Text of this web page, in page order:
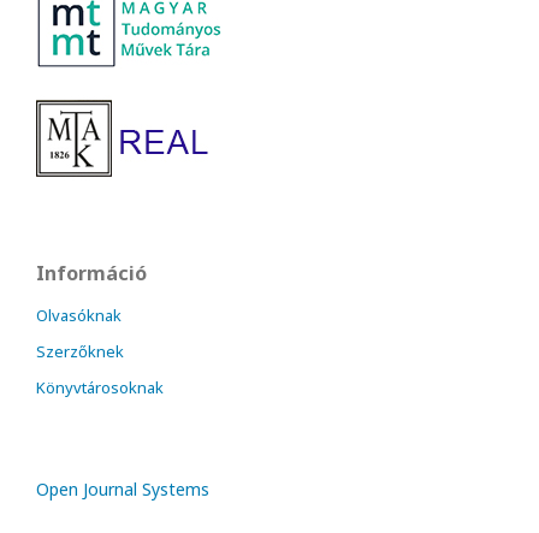
Információ
Olvasóknak
Szerzőknek
Könyvtárosoknak
Open Journal Systems